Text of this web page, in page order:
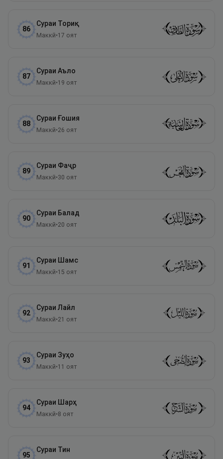
86
Сураи Ториқ
Маккӣ•17 оят
87
Сураи Аъло
Маккӣ•19 оят
88
Сураи Ғошия
Маккӣ•26 оят
89
Сураи Фаҷр
Маккӣ•30 оят
90
Сураи Балад
Маккӣ•20 оят
91
Сураи Шамс
Маккӣ•15 оят
92
Сураи Лайл
Маккӣ•21 оят
93
Сураи Зуҳо
Маккӣ•11 оят
94
Сураи Шарҳ
Маккӣ•8 оят
95
Сураи Тин